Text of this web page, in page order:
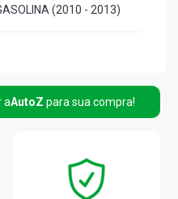
(2010 - 2013)
aAutoZ para sua compra!